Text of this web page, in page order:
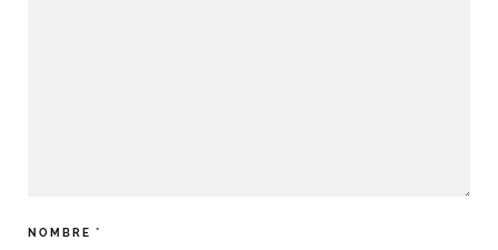
NOMBRE *